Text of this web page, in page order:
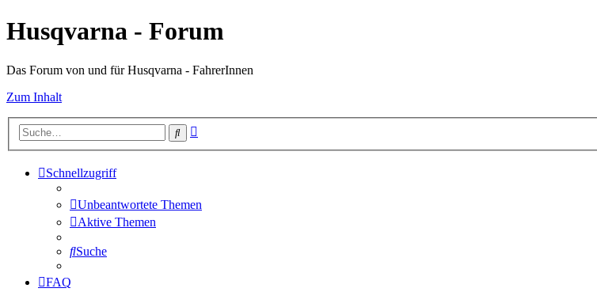
Husqvarna - Forum
Das Forum von und für Husqvarna - FahrerInnen
Zum Inhalt
Suche
Schnellzugriff
Unbeantwortete Themen
Aktive Themen
Suche
FAQ